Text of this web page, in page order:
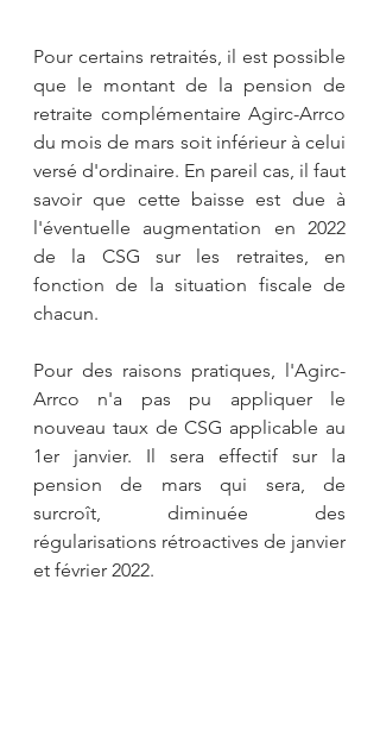
Pour certains retraités, il est possible
que le montant de la pension de
retraite complémentaire Agirc-Arrco
du mois de mars soit inférieur à celui
versé d'ordinaire. En pareil cas, il faut
savoir que cette baisse est due à
l'éventuelle augmentation en 2022
de la CSG sur les retraites, en
fonction de la situation fiscale de
chacun.
Pour des raisons pratiques, l'Agirc-
Arrco n'a pas pu appliquer le
nouveau taux de CSG applicable au
1er janvier. Il sera effectif sur la
pension de mars qui sera, de
surcroît, diminuée des
régularisations rétroactives de janvier
et février 2022.